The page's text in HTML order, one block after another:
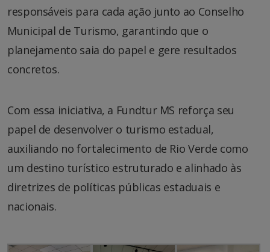
responsáveis para cada ação junto ao Conselho
Municipal de Turismo, garantindo que o
planejamento saia do papel e gere resultados
concretos.
Com essa iniciativa, a Fundtur MS reforça seu
papel de desenvolver o turismo estadual,
auxiliando no fortalecimento de Rio Verde como
um destino turístico estruturado e alinhado às
diretrizes de políticas públicas estaduais e
nacionais.